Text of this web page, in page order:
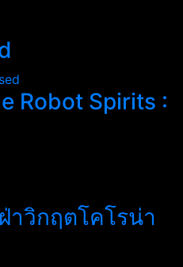
Robot Spirits :
าวิกฤตโคโรน่า